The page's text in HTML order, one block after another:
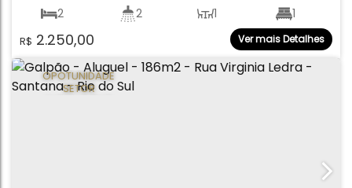
Rio do Sul
R$ 2.250,00
2 2 1 1
1 Ver mais Detalhes
OPOTUNIDADE
SETOR